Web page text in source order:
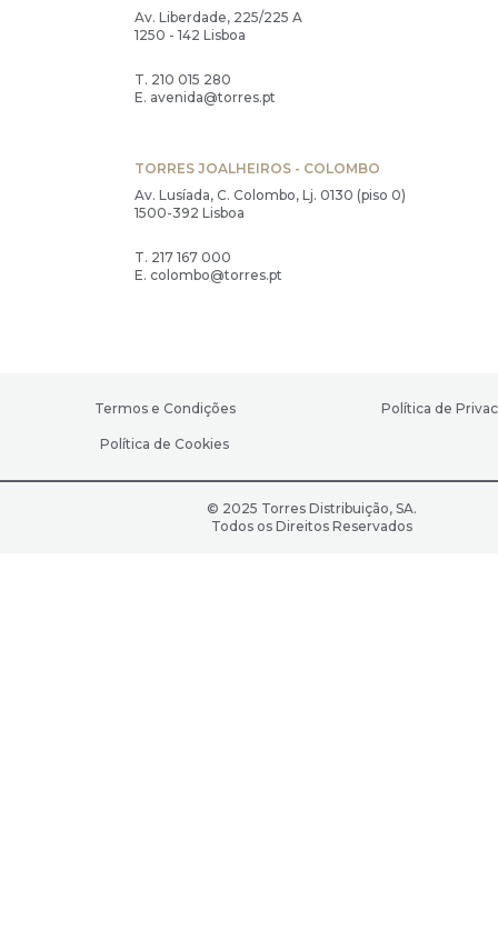
Av. Liberdade, 225/225 A
1250 - 142 Lisboa
T. 210 015 280
E. avenida@torres.pt
TORRES JOALHEIROS - COLOMBO
Av. Lusíada, C. Colombo, Lj. 0130 (piso 0)
1500-392 Lisboa
T. 217 167 000
E. colombo@torres.pt
Termos e Condições Política de
Política de Cookies
© 2025 Torres Distribuição, SA.
Todos os Direitos Reservados